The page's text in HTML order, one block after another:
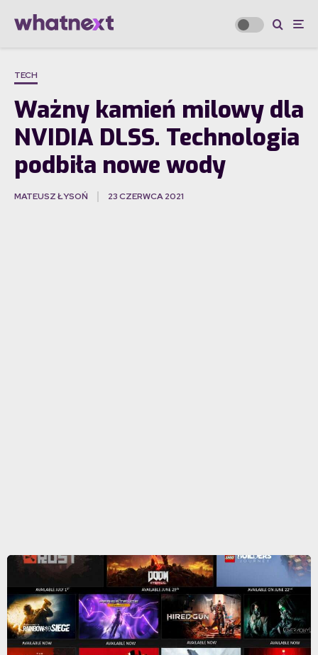
TECH
Ważny kamień milowy dla
NVIDIA DLSS. Technologia
podbiła nowe wody
MATEUSZ ŁYSOŃ 23 CZERWCA 2021